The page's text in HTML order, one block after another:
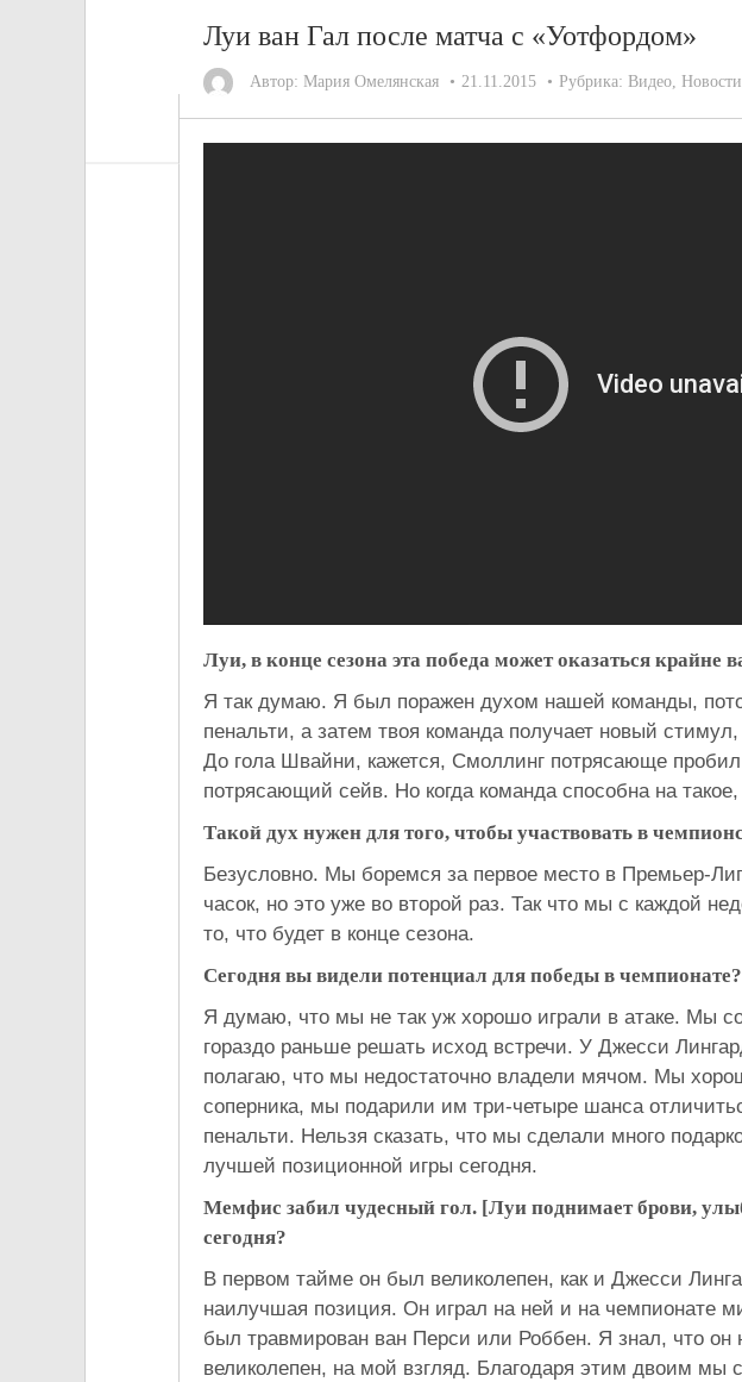
Луи ван Гал после матча с «Уотфордом»
Автор: Мария Омелянская 21.11.2015 Рубрика: Видео, Новости
Луи, в конце сезона эта победа может оказаться крайне
Я так думаю. Я был поражен духом нашей команды,
пенальти, а затем твоя команда получает новый
До гола Швайни, кажется, Смоллинг потрясающе
потрясающий сейв. Но когда команда способна на
Такой дух нужен для того, чтобы участвовать в
Безусловно. Мы боремся за первое место в Премьер-
часок, но это уже во второй раз. Так что мы с каждой
то, что будет в конце сезона.
Сегодня вы видели потенциал для победы в чемпионате?
Я думаю, что мы не так уж хорошо играли в атаке. Мы
гораздо раньше решать исход встречи. У Джесси
полагаю, что мы недостаточно владели мячом. Мы
соперника, мы подарили им три-четыре шанса
пенальти. Нельзя сказать, что мы сделали много
лучшей позиционной игры сегодня.
Мемфис забил чудесный гол. [Луи поднимает брови,
сегодня?
В первом тайме он был великолепен, как и Джесси
наилучшая позиция. Он играл на ней и на чемпионате
был травмирован ван Перси или Роббен. Я знал, что
великолепен, на мой взгляд. Благодаря этим двоим мы